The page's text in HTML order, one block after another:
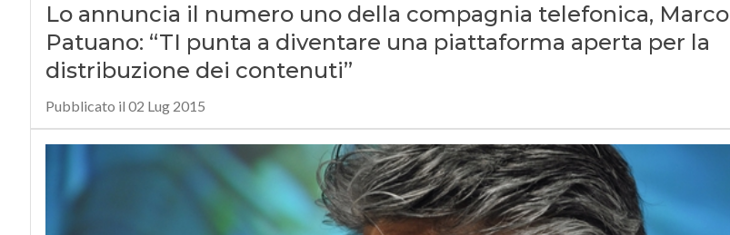
Lo annuncia il numero uno della compagnia telefonica, Marco
Patuano: “TI punta a diventare una piattaforma aperta per la
distribuzione dei contenuti”
Pubblicato il 02 Lug 2015